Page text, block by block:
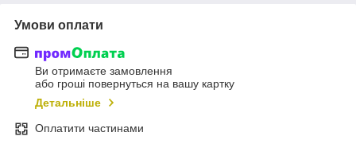
Умови оплати
Ви отримаєте замовлення
або гроші повернуться на вашу картку
Детальніше
Оплатити частинами